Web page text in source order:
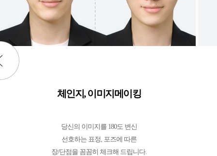
체인지, 이미지메이킹
당신의 이미지를 180도 변신
선호하는 표정, 포즈에 따른
장/단점을 꼼꼼히 체크해 드립니다.